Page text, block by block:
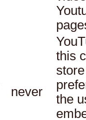
never
this
the